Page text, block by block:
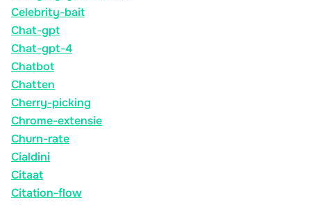
Celebrity-bait
Chat-gpt
Chat-gpt-4
Chatbot
Chatten
Cherry-picking
Chrome-extensie
Churn-rate
Cialdini
Citaat
Citation-flow